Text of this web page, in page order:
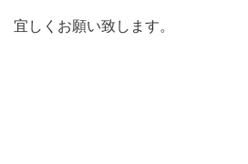
宜しくお願い致します。